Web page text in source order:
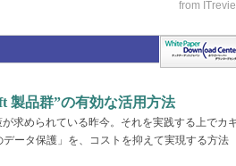
製品群”の有効な活用方法
求められている昨今。それを実践する上でカ
ータ保護」を、コストを抑えて実現する方法